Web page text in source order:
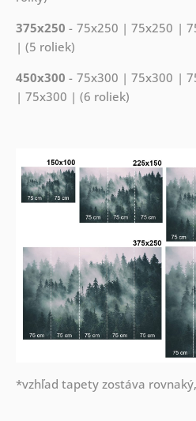
375x250 - 75x250 | 75x250 |
| (5 roliek)
450x300 - 75x300 | 75x300 |
| 75x300 | (6 roliek)
*vzhľad tapety zostáva